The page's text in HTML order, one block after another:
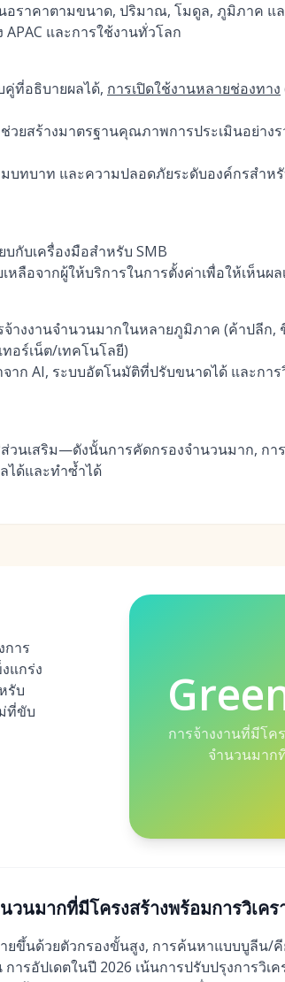
อราคาตามขนาด, ปริมาณ, โมดูล, ภูมิภาค แ
และการใช้งานทั่วโลก
ที่อธิบายผลได้, การเปิดใช้งานหลายช่องทาง
ยสร้างมาตรฐานคุณภาพการประเมินอย่าง
มบทบาท และความปลอดภัยระดับองค์กรสำห
บกับเครื่องมือสำหรับ SMB
ลือจากผู้ให้บริการในการตั้งค่าเพื่อให้เห็นผล
างงานจำนวนมากในหลายภูมิภาค (ค้าปลีก
อร์เน็ต/เทคโนโลยี)
ก AI, ระบบอัตโนมัติที่ปรับขนาดได้ และการ
วนเสริม—ดังนั้นการคัดกรองจำนวนมาก, ก
ได้และทำซ้ำได้
การ
แกร่ง
รับ
ที่ขับ
การจ้างงานที่มีโค
จำนวนมาก
วนมากที่มีโครงสร้างพร้อมการวิเค
ขึ้นด้วยตัวกรองขั้นสูง, การค้นหาแบบบูลีน/คี
รอัปเดตในปี 2026 เน้นการปรับปรุงการวิเ